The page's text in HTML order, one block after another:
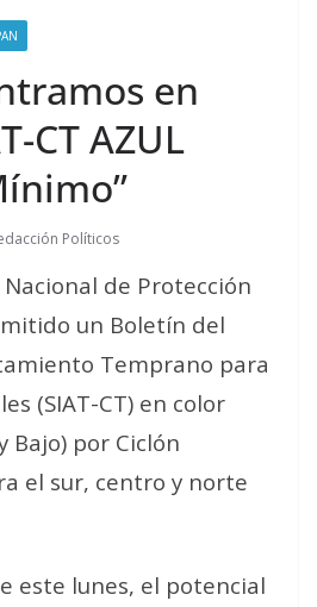
en
CT AZUL
Políticos
de Protección
un Boletín del
Temprano para
(SIAT-CT) en color
Bajo) por Ciclón
el sur, centro y norte
este lunes, el potencial